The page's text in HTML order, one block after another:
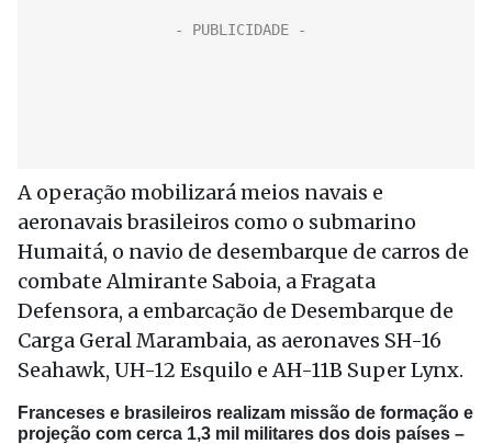
A operação mobilizará meios navais e
aeronavais brasileiros como o submarino
Humaitá, o navio de desembarque de carros de
combate Almirante Saboia, a Fragata
Defensora, a embarcação de Desembarque de
Carga Geral Marambaia, as aeronaves SH-16
Seahawk, UH-12 Esquilo e AH-11B Super Lynx.
Franceses e brasileiros realizam missão de formação e
projeção com cerca 1,3 mil militares dos dois países –